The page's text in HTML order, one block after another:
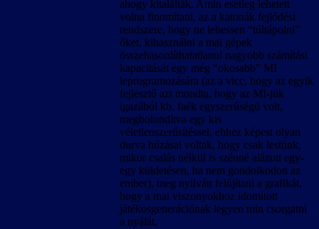
ahogy kitalálták. Amin esetleg lehetett
volna finomítani, az a katonák fejlődési
rendszere, hogy ne lehessen “túltápolni”
őket, kihasználni a mai gépek
összehasonlíthatatlanul nagyobb számítási
kapacitását egy még “okosabb” MI
leprogramozására (az a vicc, hogy az egyik
fejlesztő azt mondta, hogy az MI-jük
igazából kb. faék egyszerűségű volt,
megbolondítva egy kis
véletlenszerűsítéssel, ehhez képest olyan
durva húzásai voltak, hogy csak lestünk,
mikor csalás nélkül is szénné alázott egy-
egy küldetésen, ha nem gondolkodott az
ember), meg nyilván felújítani a grafikát,
hogy a mai viszonyokhoz idomított
játékosgenerációnak legyen min csorgatni
a nyálát.